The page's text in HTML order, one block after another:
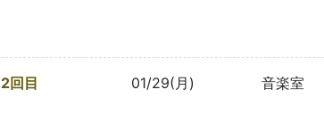
2回目 01/29(月) 音楽室